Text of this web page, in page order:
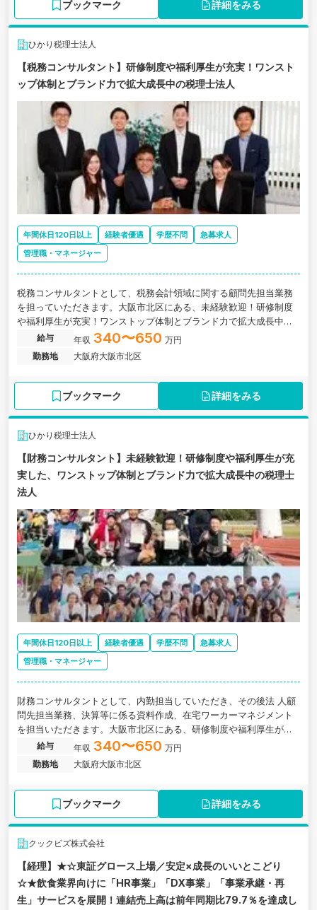
ブックマーク 詳細をみる
ひかり税理士法人
【税務コンサルタント】研修制度や福利厚生が充実！ワンスト
ップ体制とブランド力で拡大成長中の税理士法人
年間休日120日以上 経験者優遇 学歴不問
急募求人
管理職・マネージャー
税務コンサルタントとして、税務会計領域に関する顧問先担当業務
を担っていただきます。大阪市北区にある、未経験歓迎！研修制度
や福利厚生が充実！ワンストップ体制とブランド力で拡大成長中の
税理士法人の求人です。
給与 年収 340〜650 万円
勤務地
大阪府大阪市北区
ブックマーク 詳細をみる
ひかり税理士法人
【財務コンサルタント】未経験歓迎！研修制度や福利厚生が充
実した、ワンストップ体制とブランド力で拡大成長中の税理士
法人
年間休日120日以上 経験者優遇 学歴不問
急募求人
管理職・マネージャー
財務コンサルタントとして、内勤担当していただき、その後法 人顧
問先担当業務、決算等に係る資料作成、在宅ワーカーマネジメント
を担当いただきます。大阪市北区にある、研修制度や福利厚生が充
実！拡大成長中の税理士法人の求人です。
給与 年収 340〜650 万円
勤務地
大阪府大阪市北区
ブックマーク 詳細をみる
クックビズ株式会社
【経理】★☆東証グロース上場／安定×成長のいいとこどり
☆★飲食業界向けに「HR事業」「DX事業」「事業承継・再
生」サービスを展開！連結売上高は前年同期比79.7％を達成し